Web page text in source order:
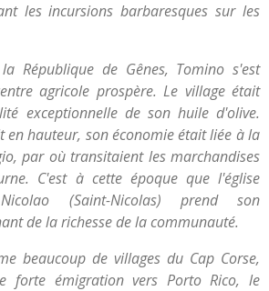
les incursions barbaresques sur les
République de Gênes, Tomino s'est
agricole prospère. Le village était
exceptionnelle de son huile d'olive.
en hauteur, son économie était liée à la
par où transitaient les marchandises
C'est à cette époque que l'église
(Saint-Nicolas) prend son
de la richesse de la communauté.
beaucoup de villages du Cap Corse,
forte émigration vers Porto Rico, le